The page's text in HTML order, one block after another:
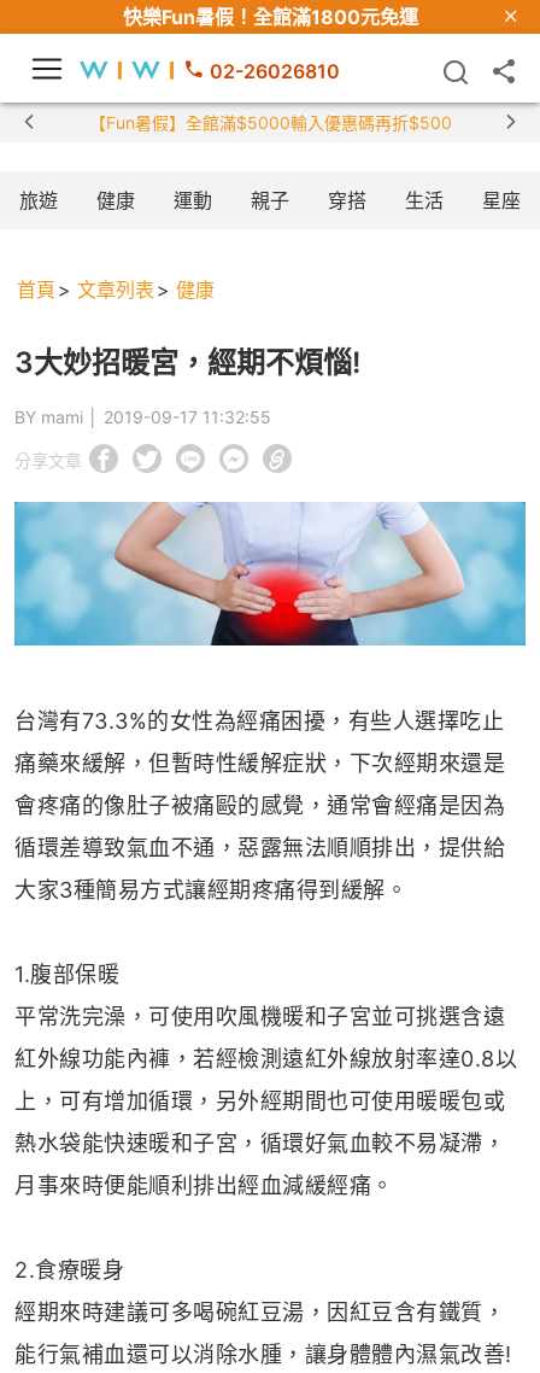
快樂Fun暑假！ 全館滿1800元免運
02-26026810
【Fun暑假】全館滿$5000輸入優惠碼再折$500
旅遊 健康 運動 親子 穿搭 生活 星座
首頁 文章列表 健康
3大妙招暖宮，經期不煩惱!
BY mami │ 2019-09-17 11:32:55
分享文章
台灣有73.3%的女性為經痛困擾，有些人選擇吃止
痛藥來緩解，但暫時性緩解症狀，下次經期來還是
會疼痛的像肚子被痛毆的感覺，通常會經痛是因為
循環差導致氣血不通，惡露無法順順排出，提供給
大家3種簡易方式讓經期疼痛得到緩解。
1.腹部保暖
平常洗完澡，可使用吹風機暖和子宮並可挑選含遠
紅外線功能內褲，若經檢測遠紅外線放射率達0.8以
上，可有增加循環，另外經期間也可使用暖暖包或
熱水袋能快速暖和子宮，循環好氣血較不易凝滯，
月事來時便能順利排出經血減緩經痛。
2.食療暖身
經期來時建議可多喝碗紅豆湯，因紅豆含有鐵質，
能行氣補血還可以消除水腫，讓身體體內濕氣改善!